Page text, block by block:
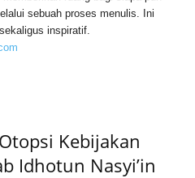
sebuah proses menulis. Ini
inspiratif.
Kebijakan
Idhotun Nasyi’in